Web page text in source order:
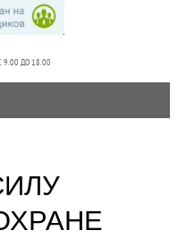
9.00 ДО 18.00